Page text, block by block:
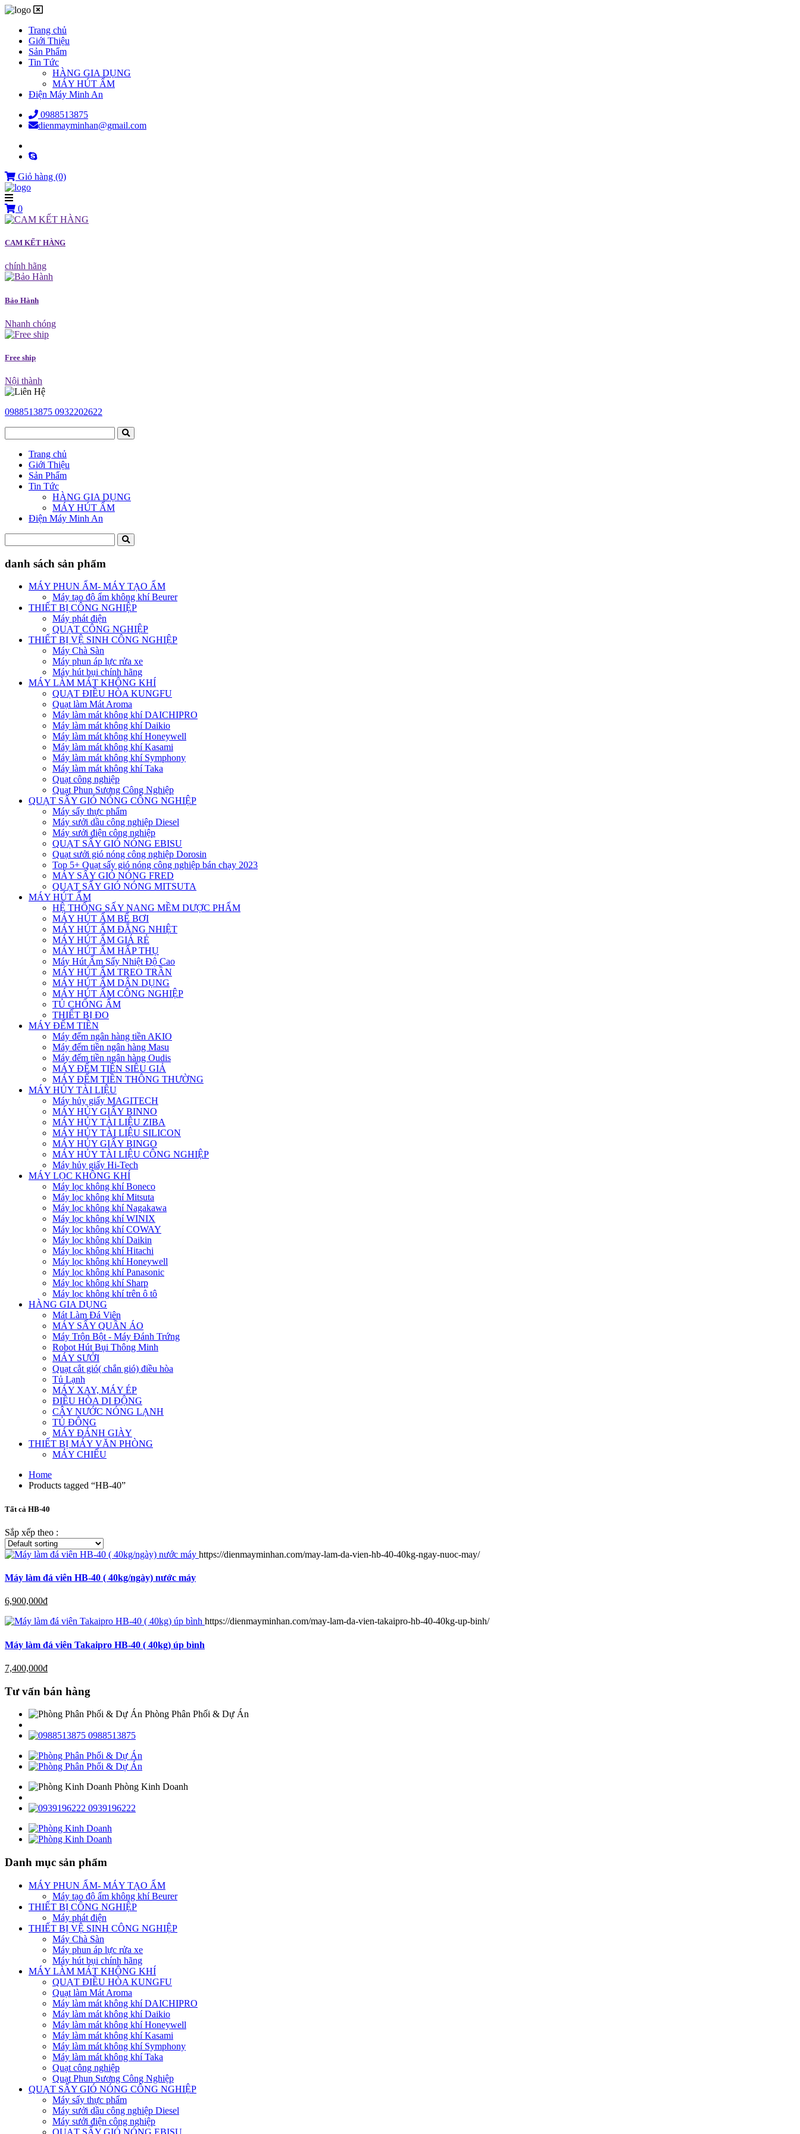
Trang chủ
Giới Thiệu
Sản Phẩm
Tin Tức
HÀNG GIA DỤNG
MÁY HÚT ẨM
Điện Máy Minh An
0988513875
dienmayminhan@gmail.com
Giỏ hàng (0)
0
CAM KẾT HÀNG
chính hãng
Bảo Hành
Nhanh chóng
Free ship
Nội thành
0988513875 0932202622
Trang chủ
Giới Thiệu
Sản Phẩm
Tin Tức
HÀNG GIA DỤNG
MÁY HÚT ẨM
Điện Máy Minh An
danh sách sản phẩm
MÁY PHUN ẨM- MÁY TẠO ẨM
Máy tạo độ ẩm không khí Beurer
THIẾT BỊ CÔNG NGHIỆP
Máy phát điện
QUẠT CÔNG NGHIỆP
THIẾT BỊ VỆ SINH CÔNG NGHIỆP
Máy Chà Sàn
Máy phun áp lực rửa xe
Máy hút bụi chính hãng
MÁY LÀM MÁT KHÔNG KHÍ
QUẠT ĐIỀU HÒA KUNGFU
Quạt làm Mát Aroma
Máy làm mát không khí DAICHIPRO
Máy làm mát không khí Daikio
Máy làm mát không khí Honeywell
Máy làm mát không khí Kasami
Máy làm mát không khí Symphony
Máy làm mát không khí Taka
Quạt công nghiệp
Quạt Phun Sương Công Nghiệp
QUẠT SẤY GIÓ NÓNG CÔNG NGHIỆP
Máy sấy thực phẩm
Máy sưởi dầu công nghiệp Diesel
Máy sưởi điện công nghiệp
QUẠT SẤY GIÓ NÓNG EBISU
Quạt sưởi gió nóng công nghiệp Dorosin
Top 5+ Quạt sấy gió nóng công nghiệp bán chạy 2023
MÁY SẤY GIÓ NÓNG FRED
QUẠT SẤY GIÓ NÓNG MITSUTA
MÁY HÚT ẨM
HỆ THỐNG SẤY NANG MỀM DƯỢC PHẨM
MÁY HÚT ẨM BỂ BƠI
MÁY HÚT ẨM ĐẲNG NHIỆT
MÁY HÚT ẨM GIÁ RẺ
MÁY HÚT ẨM HẤP THỤ
Máy Hút Ẩm Sấy Nhiệt Độ Cao
MÁY HÚT ẨM TREO TRẦN
MÁY HÚT ẨM DÂN DỤNG
MÁY HÚT ẨM CÔNG NGHIỆP
TỦ CHỐNG ẨM
THIẾT BỊ ĐO
MÁY ĐẾM TIỀN
Máy đếm ngân hàng tiền AKIO
Máy đếm tiền ngân hàng Masu
Máy đếm tiền ngân hàng Oudis
MÁY ĐẾM TIỀN SIÊU GIẢ
MÁY ĐẾM TIỀN THÔNG THƯỜNG
MÁY HỦY TÀI LIỆU
Máy hủy giấy MAGITECH
MÁY HỦY GIẤY BINNO
MÁY HỦY TÀI LIỆU ZIBA
MÁY HỦY TÀI LIỆU SILICON
MÁY HỦY GIẤY BINGO
MÁY HỦY TÀI LIỆU CÔNG NGHIỆP
Máy hủy giấy Hi-Tech
MÁY LỌC KHÔNG KHÍ
Máy lọc không khí Boneco
Máy lọc không khí Mitsuta
Máy lọc không khí Nagakawa
Máy lọc không khí WINIX
Máy lọc không khí COWAY
Máy lọc không khí Daikin
Máy lọc không khí Hitachi
Máy lọc không khí Honeywell
Máy lọc không khí Panasonic
Máy lọc không khí Sharp
Máy lọc không khí trên ô tô
HÀNG GIA DỤNG
Mát Làm Đá Viên
MÁY SẤY QUẦN ÁO
Máy Trộn Bột - Máy Đánh Trứng
Robot Hút Bụi Thông Minh
MÁY SƯỞI
Quạt cắt gió( chắn gió) điều hòa
Tủ Lạnh
MÁY XAY, MÁY ÉP
ĐIỀU HÒA DI ĐỘNG
CÂY NƯỚC NÓNG LẠNH
TỦ ĐÔNG
MÁY ĐÁNH GIÀY
THIẾT BỊ MÁY VĂN PHÒNG
MÁY CHIẾU
Home
Products tagged “HB-40”
Tất cả HB-40
Sắp xếp theo :
https://dienmayminhan.com/may-lam-da-vien-hb-40-40kg-ngay-nuoc-may/
Máy làm đá viên HB-40 ( 40kg/ngày) nước máy
6,900,000đ
https://dienmayminhan.com/may-lam-da-vien-takaipro-hb-40-40kg-up-binh/
Máy làm đá viên Takaipro HB-40 ( 40kg) úp bình
7,400,000đ
Tư vấn bán hàng
Phòng Phân Phối & Dự Án
0988513875
Phòng Kinh Doanh
0939196222
Danh mục sản phẩm
MÁY PHUN ẨM- MÁY TẠO ẨM
Máy tạo độ ẩm không khí Beurer
THIẾT BỊ CÔNG NGHIỆP
Máy phát điện
THIẾT BỊ VỆ SINH CÔNG NGHIỆP
Máy Chà Sàn
Máy phun áp lực rửa xe
Máy hút bụi chính hãng
MÁY LÀM MÁT KHÔNG KHÍ
QUẠT ĐIỀU HÒA KUNGFU
Quạt làm Mát Aroma
Máy làm mát không khí DAICHIPRO
Máy làm mát không khí Daikio
Máy làm mát không khí Honeywell
Máy làm mát không khí Kasami
Máy làm mát không khí Symphony
Máy làm mát không khí Taka
Quạt công nghiệp
Quạt Phun Sương Công Nghiệp
QUẠT SẤY GIÓ NÓNG CÔNG NGHIỆP
Máy sấy thực phẩm
Máy sưởi dầu công nghiệp Diesel
Máy sưởi điện công nghiệp
QUẠT SẤY GIÓ NÓNG EBISU